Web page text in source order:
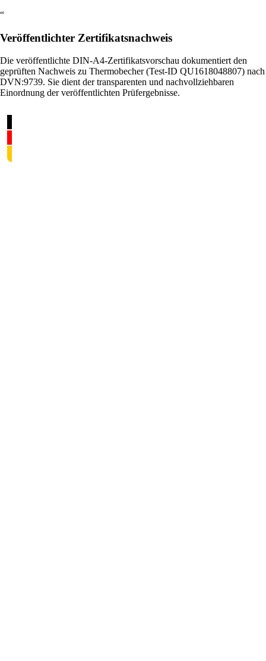
“
Veröffentlichter Zertifikatsnachweis
Die veröffentlichte DIN-A4-Zertifikatsvorschau dokumentiert den
geprüften Nachweis zu Thermobecher (Test-ID QU1618048807) nach
DVN:9739. Sie dient der transparenten und nachvollziehbaren
Einordnung der veröffentlichten Prüfergebnisse.